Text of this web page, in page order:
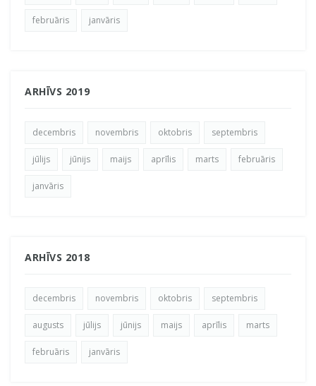
februāris janvāris
ARHĪVS 2019
decembris novembris oktobris septembris
jūlijs jūnijs maijs aprīlis marts februāris
janvāris
ARHĪVS 2018
decembris novembris oktobris septembris
augusts jūlijs jūnijs maijs aprīlis marts
februāris janvāris